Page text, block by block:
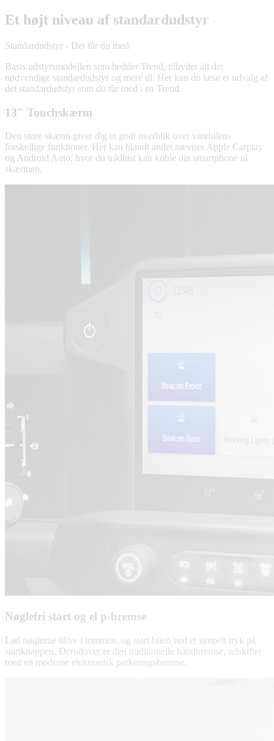
Et højt niveau af standardudstyr
Standardudstyr - Det får du med
Basis udstyrsmodellen som hedder Trend, tilbyder alt det
nødvendige standardudstyr og mere til. Her kan du læse et udvalg af
det standardudstyr som du får med i en Trend.
13" Touchskærm
Den store skærm giver dig et godt overblik over varebilens
forskellige funktioner. Her kan blandt andet nævnes Apple Carplay
og Android Auto, hvor du trådløst kan koble din smartphone til
skærmen.
Nøglefri start og el p-bremse
Lad nøglerne blive i lommen, og start bilen ved et simpelt tryk på
startknappen. Derudover er den traditionelle håndbremse, udskiftet
med en moderne elektronisk parkeringsbremse.